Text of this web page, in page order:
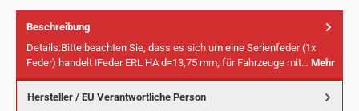
Beschreibung
Details:Bitte beachten Sie, dass es sich um eine Serienfeder (1x
Feder) handelt !Feder ERL HA d=13,75 mm, für Fahrzeuge mit… Mehr
Hersteller / EU Verantwortliche Person